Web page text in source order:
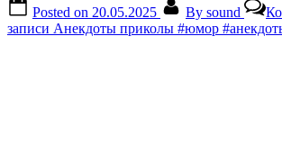
Posted on 20.05.2025 By sound
записи Анекдоты приколы #юмор